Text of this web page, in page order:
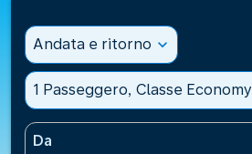
Andata e ritorno expand_more
1 Passeggero, Classe Economy
Da